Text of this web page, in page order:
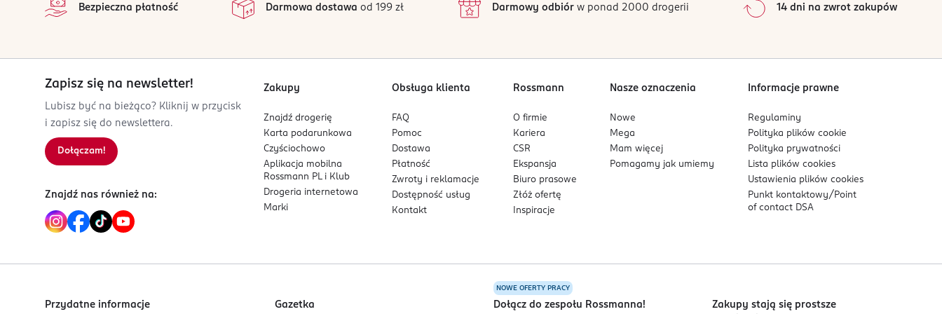
1
0%
Sortowanie wgdata: od najnowszej
Bezpieczna płatność Darmowa dostawa od 199 zł Darmowy odbiórw ponad 2000 drogerii 14 dni na zwrot zakupów
Zapisz się na newsletter!
Lubisz być na bieżąco? Kliknij w przycisk
i zapisz się do newslettera.
Dołączam!
Znajdź nas również na:
Zakupy
Znajdź drogerię
Karta podarunkowa
Czyściochowo
Aplikacja mobilna
Rossmann PL i Klub
Drogeria internetowa
Marki
Obsługa klienta
FAQ
Pomoc
Dostawa
Płatność
Zwroty i reklamacje
Dostępność usług
Kontakt
Rossmann
O firmie
Kariera
CSR
Ekspansja
Biuro prasowe
Złóż ofertę
Inspiracje
Nasze oznaczenia
Nowe
Mega
Mam więcej
Pomagamy jak umiemy
Informacje prawne
Regulaminy
Polityka plikówcookie
Polityka prywatności
Lista plikówcookies
Ustawienia plikówcookies
Punkt kontaktowy/ Point
of contact DSA
Przydatne informacje Gazetka
NOWE OFERTY PRACY
Dołącz do zespołu Rossmanna! Zakupy stają się prostsze